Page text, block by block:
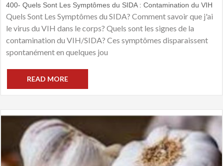
400- Quels Sont Les Symptômes du SIDA : Contamination du VIH
Quels Sont Les Symptômes du SIDA? Comment savoir que j'ai
le virus du VIH dans le corps? Quels sont les signes de la
contamination du VIH/SIDA? Ces symptômes disparaissent
spontanément en quelques jou
READ MORE